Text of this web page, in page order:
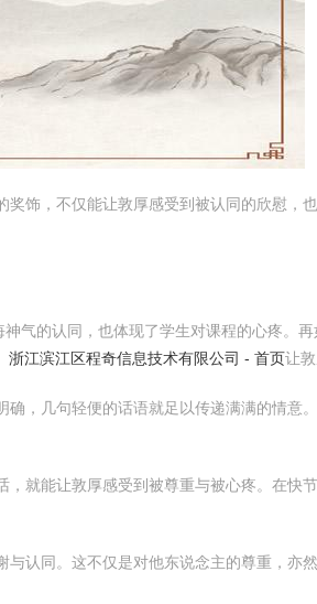
饰，不仅能让敦厚感受到被认同的欣慰，
气的认同，也体现了学生对课程的心疼。再
浙江滨江区程奇信息技术有限公司 - 首页让
，几句轻便的话语就足以传递满满的情意
就能让敦厚感受到被尊重与被心疼。在快
认同。这不仅是对他东说念主的尊重，亦